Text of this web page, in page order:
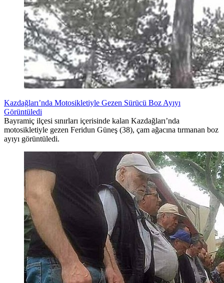
Kazdağları’nda Motosikletiyle Gezen Sürücü Boz Ayıyı
Görüntüledi
Bayramiç ilçesi sınırları içerisinde kalan Kazdağları’nda
motosikletiyle gezen Feridun Güneş (38), çam ağacına tırmanan boz
ayıyı görüntüledi.